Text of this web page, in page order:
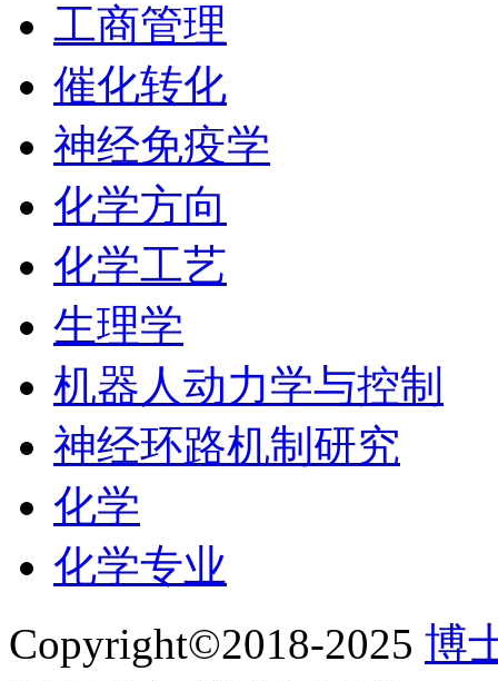
工商管理
催化转化
神经免疫学
化学方向
化学工艺
生理学
机器人动力学与控制
神经环路机制研究
化学
化学专业
Copyright©2018-2025 博